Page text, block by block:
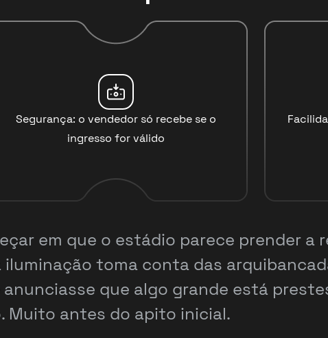
Segurança: o vendedor só recebe se o
ingresso for válido
em que o estádio parece prender a
toma conta das
que algo grande está
Muito antes do apito inicial.